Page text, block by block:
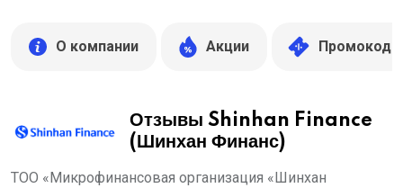
О компании Акции Промокоды
Отзывы Shinhan Finance
(Шинхан Финанс)
ТОО «Микрофинансовая организация «Шинхан